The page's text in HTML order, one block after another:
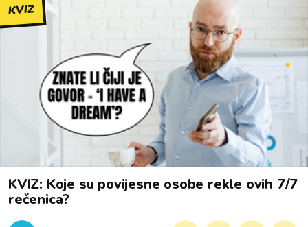
KVIZ
KVIZ: Koje su povijesne osobe rekle ovih 7/7
rečenica?